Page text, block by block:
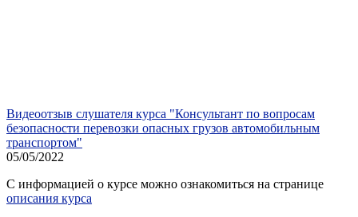
Видеоотзыв слушателя курса "Консультант по вопросам
безопасности перевозки опасных грузов автомобильным
транспортом"
05/05/2022
С информацией о курсе можно ознакомиться на странице
описания курса